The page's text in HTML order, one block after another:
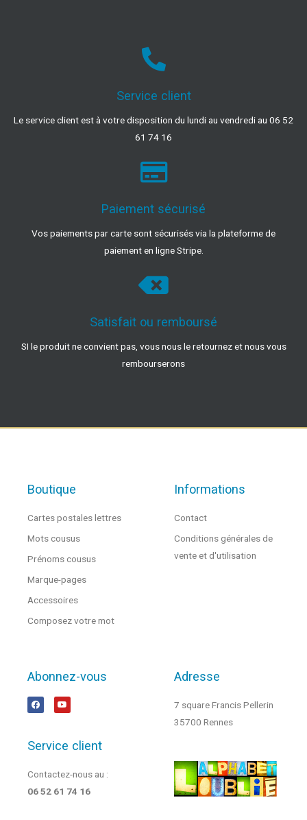
Service client
Le service client est à votre disposition du lundi au vendredi au 06 52
61 74 16
Paiement sécurisé
Vos paiements par carte sont sécurisés via la plateforme de
paiement en ligne Stripe.
Satisfait ou remboursé
SI le produit ne convient pas, vous nous le retournez et nous vous
rembourserons
Boutique
Cartes postales lettres
Mots cousus
Prénoms cousus
Marque-pages
Accessoires
Composez votre mot
Informations
Contact
Conditions générales de
vente et d'utilisation
Abonnez-vous
Service client
Contactez-nous au :
06 52 61 74 16
Adresse
7 square Francis Pellerin
35700 Rennes